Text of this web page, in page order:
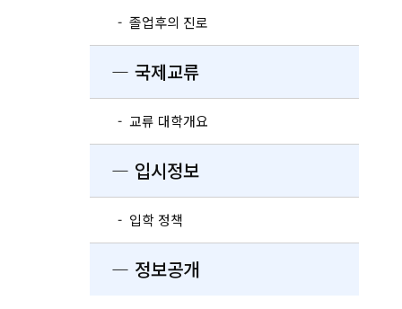
- 졸업후의 진로
― 국제교류
- 교류 대학개요
― 입시정보
- 입학 정책
― 정보공개